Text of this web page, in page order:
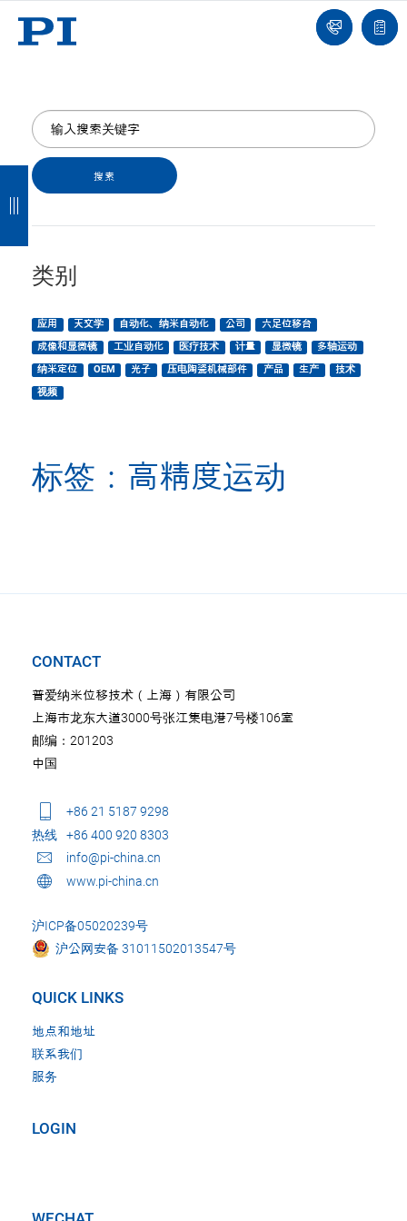
联
系
报
价
们
类别
应用 天文学 自动化、纳米自动化 公司
六足位移台
成像和显微镜
工业自动化 医疗技术 计量 显微镜
多轴运动
纳米定位
OEM 光子 压电陶瓷机械部件 产品 生产
技术
视频
标签：高精度运动
CONTACT
普爱纳米位移技术（上海）有限公司
上海市龙东大道3000号张江集电港7号楼106室
邮编：201203
中国
+86 21 5187 9298
热线
+86 400 920 8303
info@pi-china.cn
www.pi-china.cn
沪ICP备05020239号
沪公网安备 31011502013547号
QUICK LINKS
地点和地址
联系我们
服务
LOGIN